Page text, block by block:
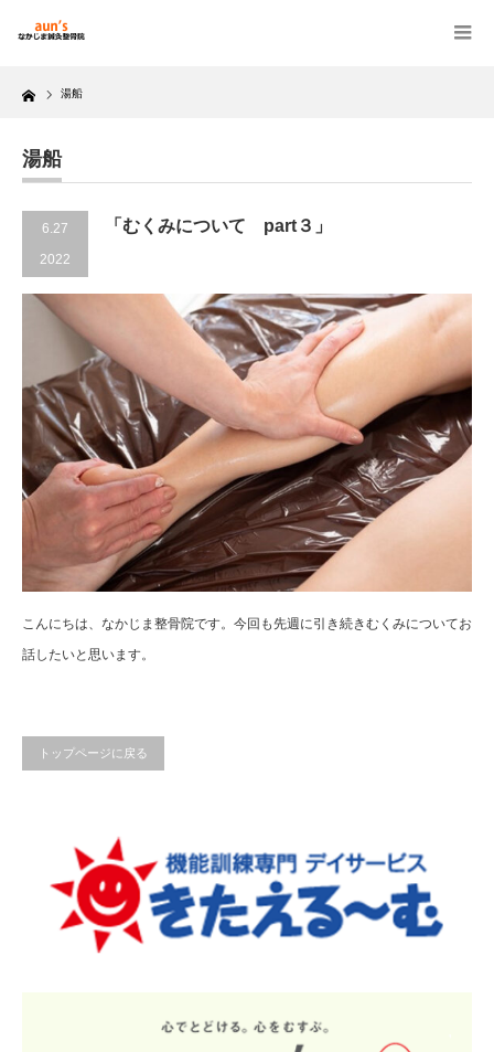
Home 湯船
湯船
6.27
2022
「むくみについて part３」
こんにちは、なかじま整骨院です。今回も先週に引き続きむくみについてお
話したいと思います。
トップページに戻る